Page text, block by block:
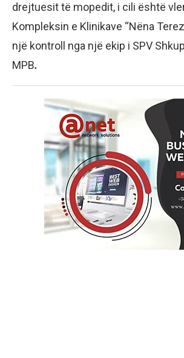
drejtuesit të mopedit, i cili është
Kompleksin e Klinikave “Nëna
një kontroll nga një ekip i SPV
MPB.